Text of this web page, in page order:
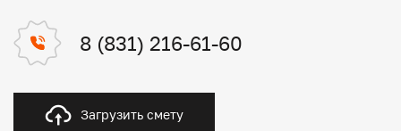
8 (831) 216-61-60
Загрузить смету